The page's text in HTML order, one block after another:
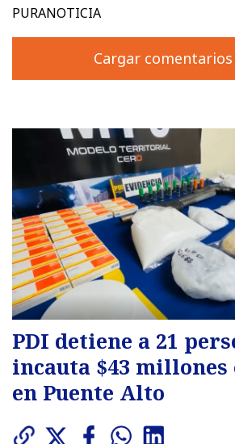
PURANOTICIA
Cargar comentarios
PDI detiene a 21
incauta $43 millones
en Puente Alto